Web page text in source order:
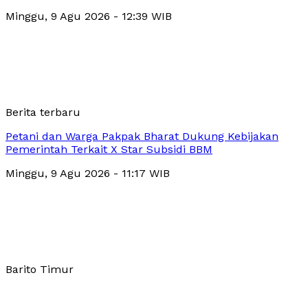
Minggu, 9 Agu 2026 - 12:39 WIB
Berita terbaru
Petani dan Warga Pakpak Bharat Dukung Kebijakan
Pemerintah Terkait X Star Subsidi BBM
Minggu, 9 Agu 2026 - 11:17 WIB
Barito Timur